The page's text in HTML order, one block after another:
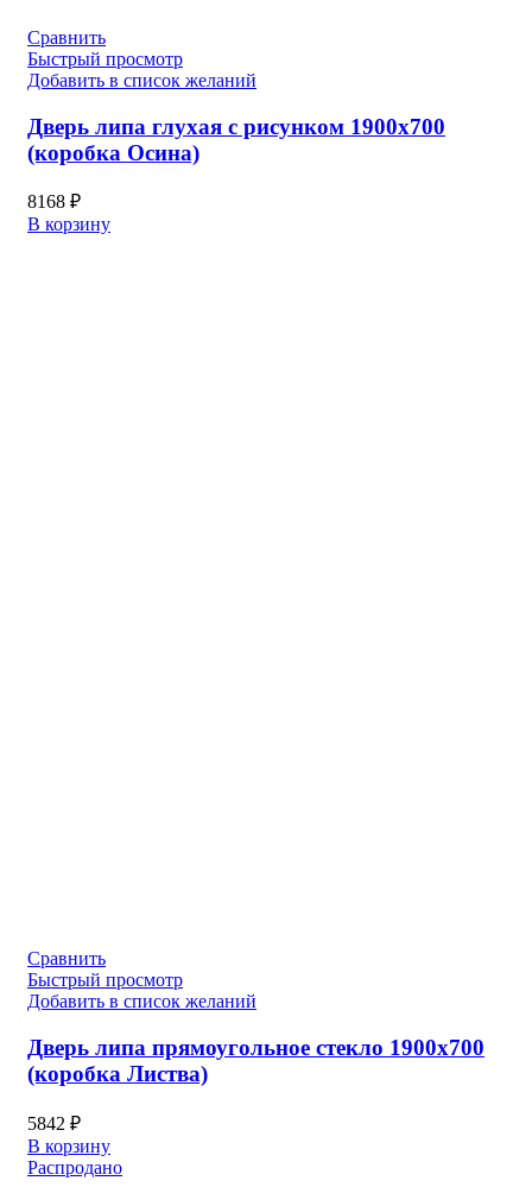
Сравнить
Быстрый просмотр
Добавить в список желаний
Дверь липа глухая с рисунком 1900х700
(коробка Осина)
8168 ₽
В корзину
Сравнить
Быстрый просмотр
Добавить в список желаний
Дверь липа прямоугольное стекло 1900х700
(коробка Листва)
5842 ₽
В корзину
Распродано